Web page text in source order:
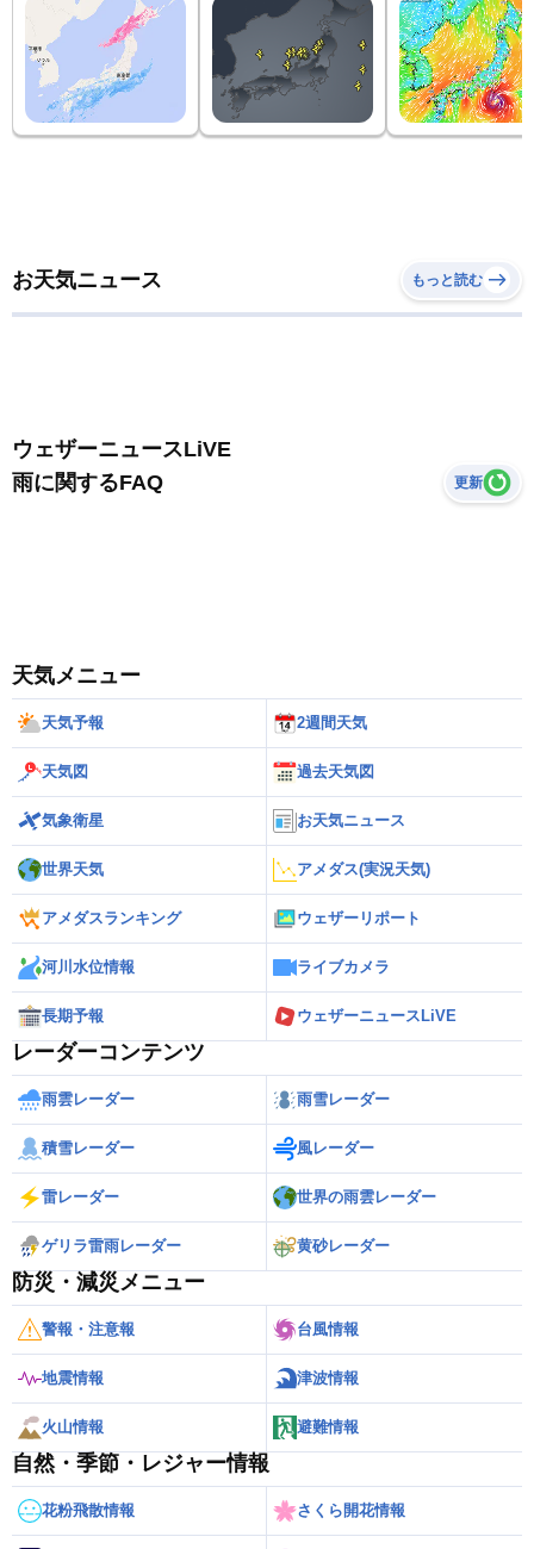
お天気ニュース もっと読む
ウェザーニュースLiVE
雨に関するFAQ
更新
天気メニュー
天気予報 2週間天気
天気図 過去天気図
気象衛星 お天気ニュース
世界天気 アメダス(実況天気)
アメダスランキング ウェザーリポート
河川水位情報 ライブカメラ
長期予報 ウェザーニュースLiVE
レーダーコンテンツ
雨雲レーダー 雨雪レーダー
積雪レーダー 風レーダー
雷レーダー 世界の雨雲レーダー
ゲリラ雷雨レーダー 黄砂レーダー
防災・減災メニュー
警報・注意報 台風情報
地震情報 津波情報
火山情報 避難情報
自然・季節・レジャー情報
花粉飛散情報 さくら開花情報